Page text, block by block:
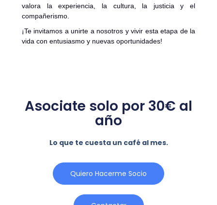
valora la experiencia, la cultura, la justicia y el
compañerismo.
¡Te invitamos a unirte a nosotros y vivir esta etapa de la
vida con entusiasmo y nuevas oportunidades!
Asociate solo por 30€ al
año
Lo que te cuesta un café al mes.
Quiero Hacerme Socio